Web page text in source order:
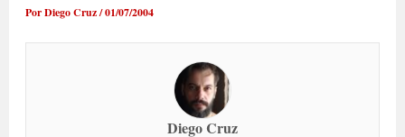
PorDiego Cruz/01/07/2004
Diego Cruz